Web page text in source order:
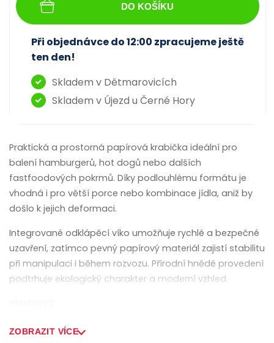
DO KOŠÍKU
Při objednávce do 12:00 zpracujeme ještě
ten den!
Skladem v Dětmarovicích
Skladem v Újezd u Černé Hory
Praktická a prostorná papírová krabička ideální pro
balení hamburgerů, hot dogů nebo dalších
fastfoodových pokrmů. Díky podlouhlému formátu je
vhodná i pro větší porce nebo kombinace jídla, aniž by
došlo k jejich deformaci.
Integrované odklápěcí víko umožňuje rychlé a bezpečné
uzavření, zatímco pevný papírový materiál zajistí stabilitu
při manipulaci i během rozvozu. Přírodní hnědé provedení
podtrhuje ekologický charakter a moderní vzhled.
• rozměr 245 × 122 / 102 mm
ZOBRAZIT VÍCE